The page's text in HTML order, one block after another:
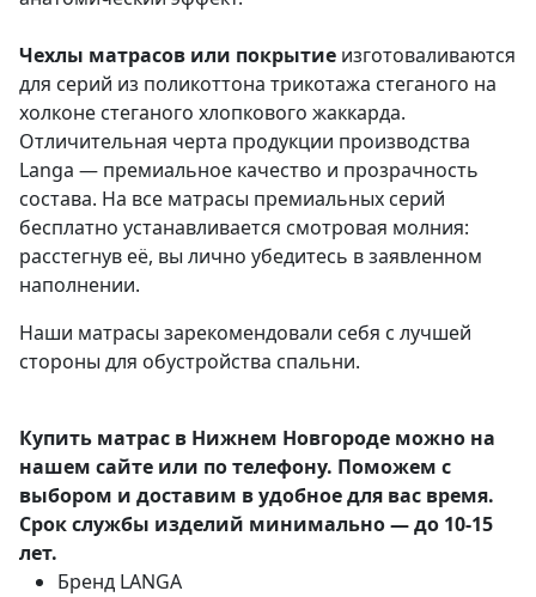
Чехлы матрасов или покрытие изготоваливаются
для серий из поликоттона трикотажа стеганого на
холконе стеганого хлопкового жаккарда.
Отличительная черта продукции производства
Langa — премиальное качество и прозрачность
состава. На все матрасы премиальных серий
бесплатно устанавливается смотровая молния:
расстегнув её, вы лично убедитесь в заявленном
наполнении.
Наши матрасы зарекомендовали себя с лучшей
стороны для обустройства спальни.
Купить матрас в Нижнем Новгороде можно на
нашем сайте или по телефону. Поможем с
выбором и доставим в удобное для вас время.
Срок службы изделий минимально — до 10-15
лет.
Бренд LANGA